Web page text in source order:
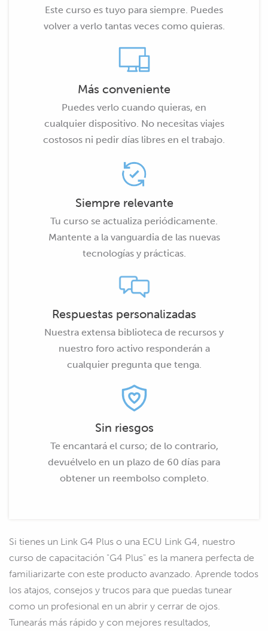
Este curso es tuyo para siempre. Puedes
volver a verlo tantas veces como quieras.
Más conveniente
Puedes verlo cuando quieras, en
cualquier dispositivo. No necesitas viajes
costosos ni pedir días libres en el trabajo.
Siempre relevante
Tu curso se actualiza periódicamente.
Mantente a la vanguardia de las nuevas
tecnologías y prácticas.
Respuestas personalizadas
Nuestra extensa biblioteca de recursos y
nuestro foro activo responderán a
cualquier pregunta que tenga.
Sin riesgos
Te encantará el curso; de lo contrario,
devuélvelo en un plazo de 60 días para
obtener un reembolso completo.
Si tienes un Link G4 Plus o una ECU Link G4, nuestro
curso de capacitación "G4 Plus" es la manera perfecta de
familiarizarte con este producto avanzado. Aprende todos
los atajos, consejos y trucos para que puedas tunear
como un profesional en un abrir y cerrar de ojos.
Tunearás más rápido y con mejores resultados,